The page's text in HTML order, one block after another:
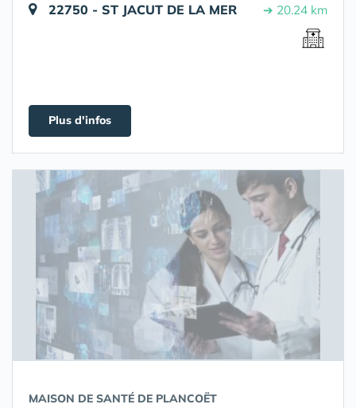
22750 - ST JACUT DE LA MER ➔ 20.24 km
Plus d'infos
MAISON DE SANTÉ DE PLANCOËT